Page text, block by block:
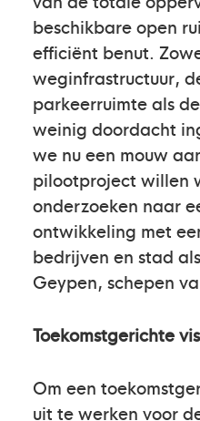
beschikbare open
efficiënt benut.
weginfrastructuur,
parkeerruimte als
weinig doordacht
we nu een mouw
pilootproject willen
onderzoeken naar
ontwikkeling met
bedrijven en stad
Geypen, schepen
Toekomstgerichte
Om een
uit te werken voor